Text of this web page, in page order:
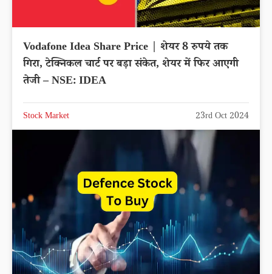
Vodafone Idea Share Price | शेयर 8 रुपये तक
गिरा, टेक्निकल चार्ट पर बड़ा संकेत, शेयर में फिर आएगी
तेजी – NSE: IDEA
Stock Market 23rd Oct 2024